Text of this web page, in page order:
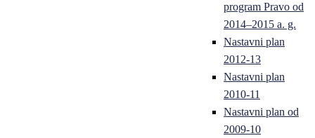
program Pravo od
2014–2015 a. g.
Nastavni plan
2012-13
Nastavni plan
2010-11
Nastavni plan od
2009-10